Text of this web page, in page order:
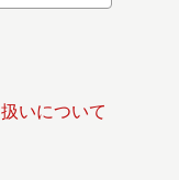
いについて